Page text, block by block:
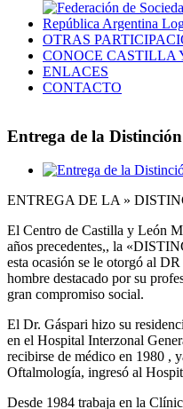
OTRAS
CONOCE CASTILLA
ENLACES
CONTACTO
Entrega de la
Ver
más
ENTREGA DE LA »
El Centro de Castilla y León
años precedentes,, la
esta ocasión se le otorgó al
hombre destacado por su
gran compromiso social.
El Dr. Gáspari hizo su
en el Hospital Interzonal
recibirse de médico en 1980 ,
Oftalmología, ingresó al
Desde 1984 trabaja en la